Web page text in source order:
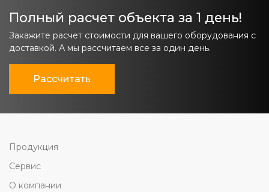
Полный расчет объекта за 1 день!
Закажите расчет стоимости для вашего оборудования с
доставкой. А мы рассчитаем все за один день.
Рассчитать
Продукция
Сервис
О компании